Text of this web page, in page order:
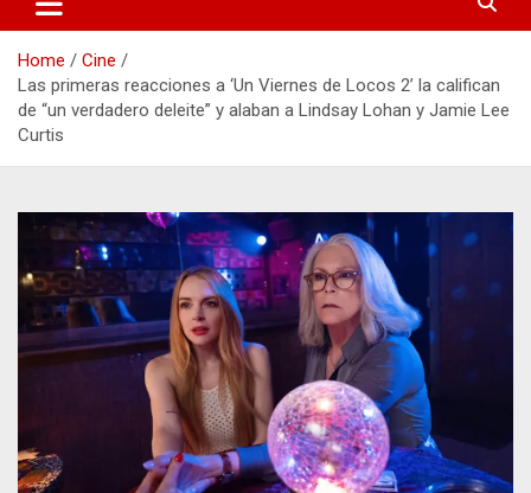
Home
Cine
Las primeras reacciones a ‘Un Viernes de Locos 2’ la califican
de “un verdadero deleite” y alaban a Lindsay Lohan y Jamie Lee
Curtis